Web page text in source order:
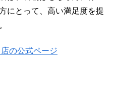
にとって、高い満足度を提
の公式ページ